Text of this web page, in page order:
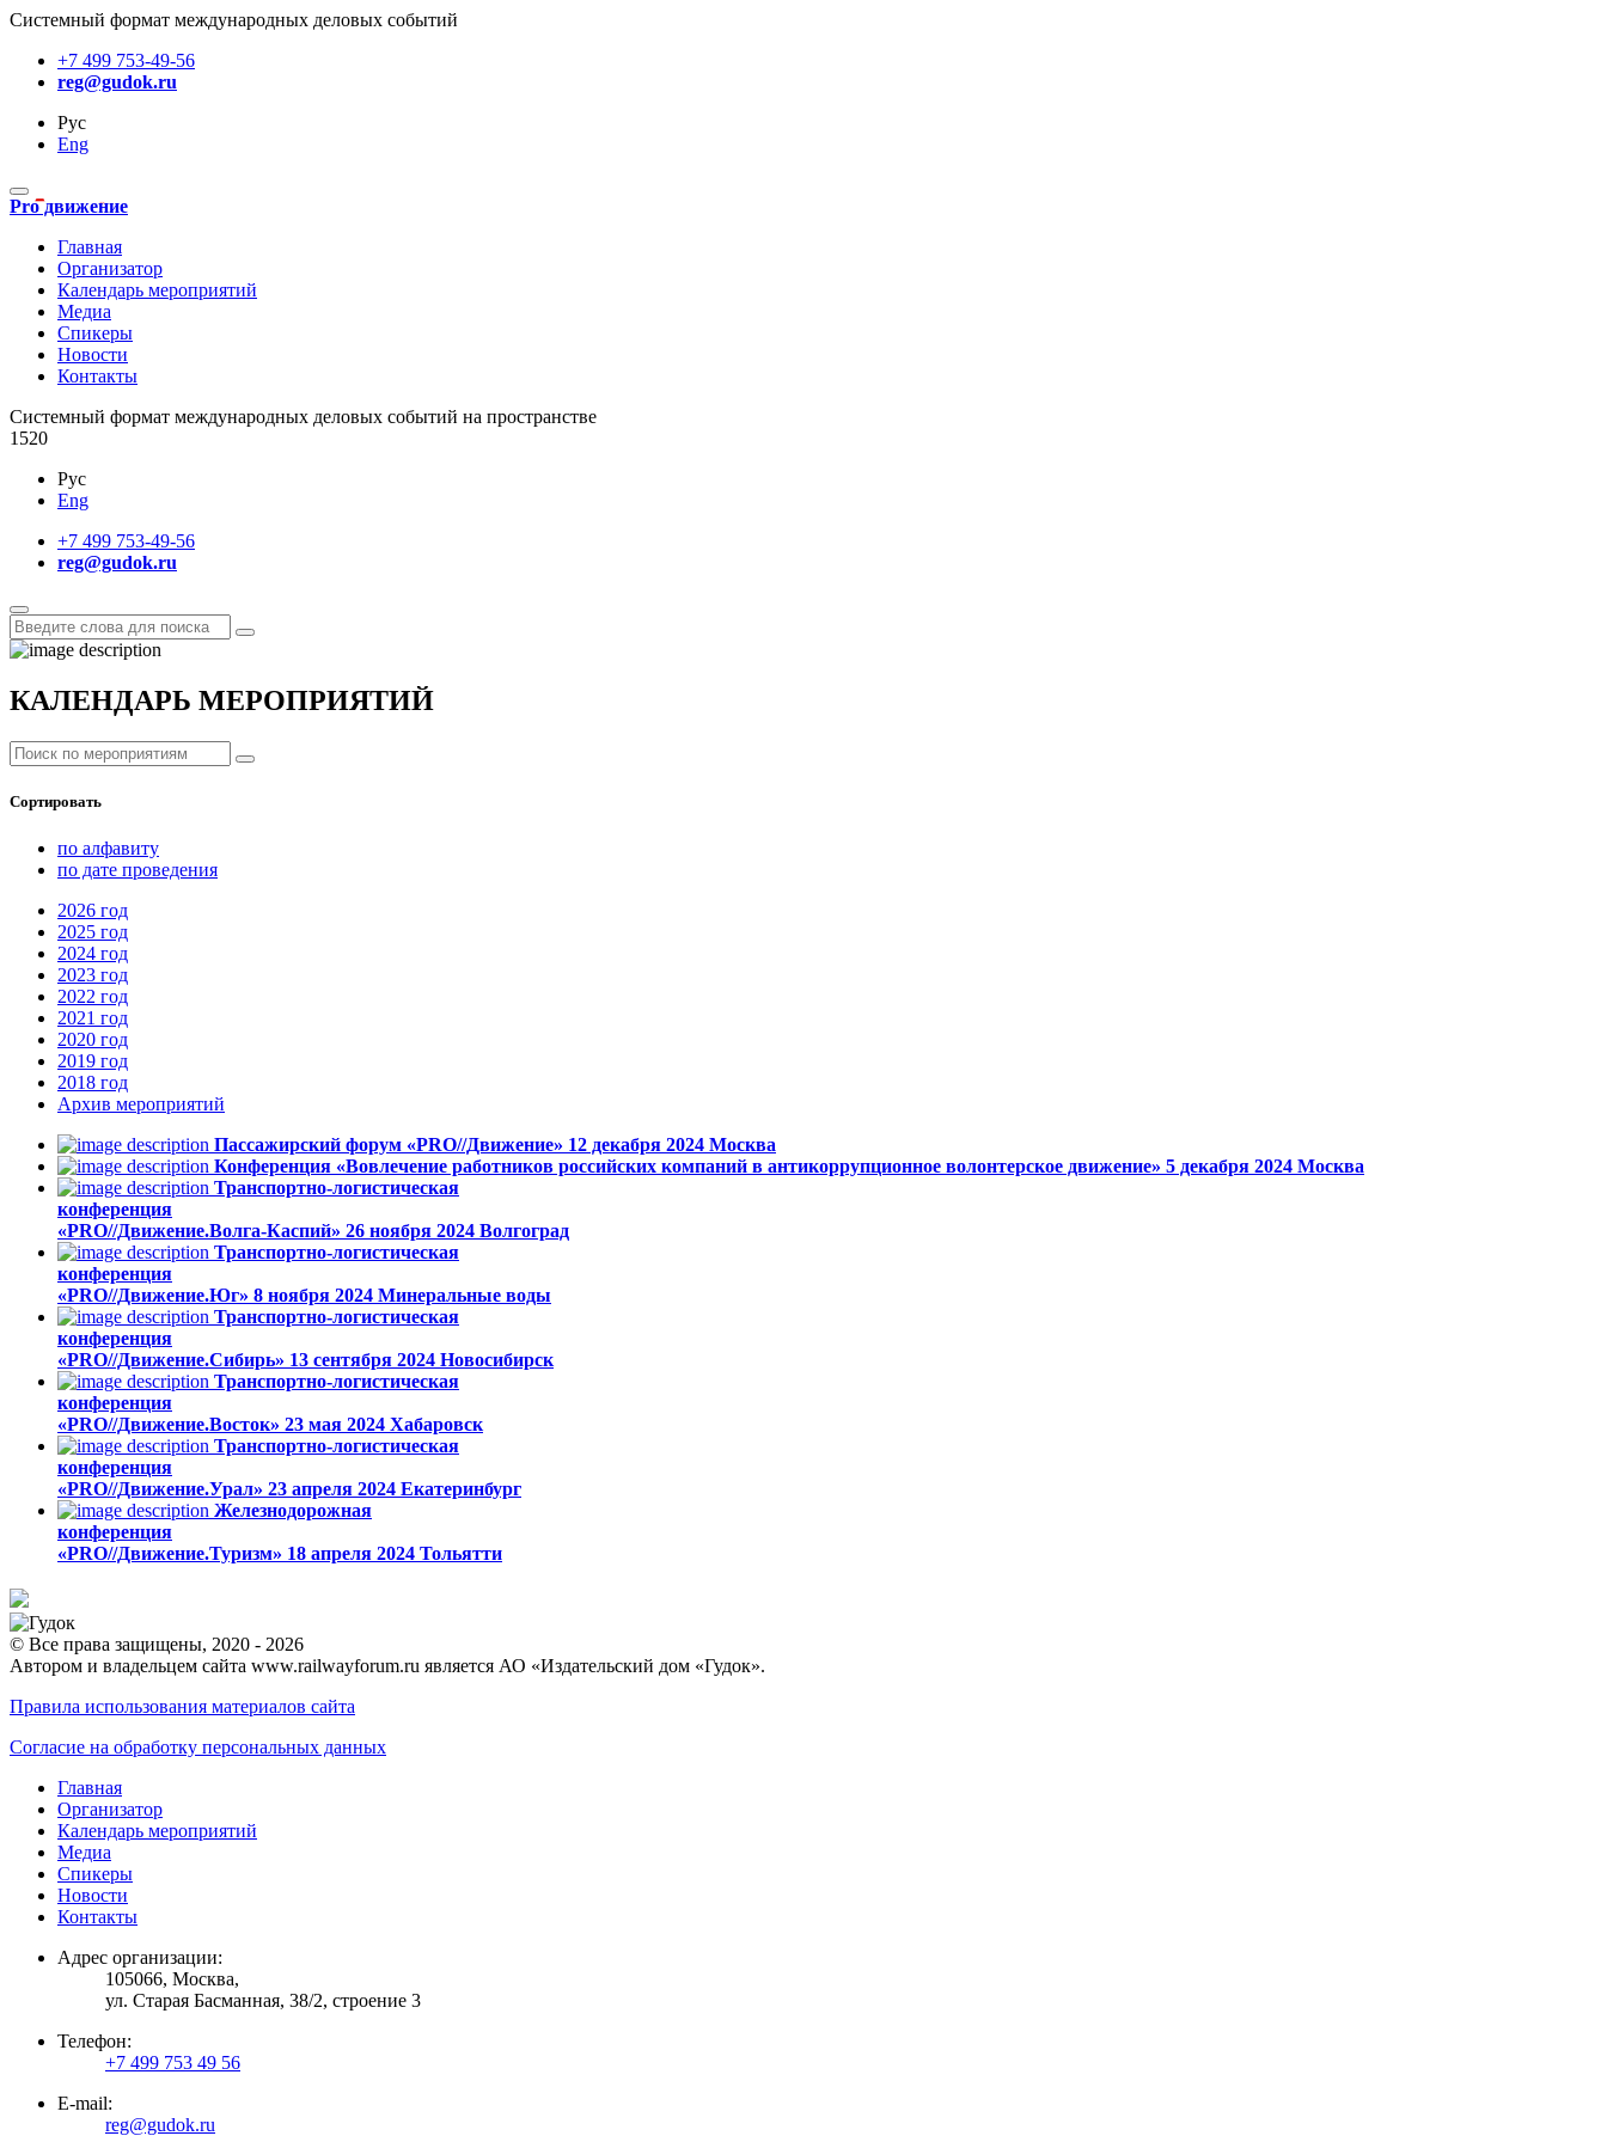
Системный формат международных деловых событий
+7 499 753-49-56
reg@gudok.ru
Рус
Eng
Pro движение
Главная
Организатор
Календарь мероприятий
Медиа
Спикеры
Новости
Контакты
Cистемный формат международных деловых событий на пространстве
1520
Рус
Eng
+7 499 753-49-56
reg@gudok.ru
КАЛЕНДАРЬ МЕРОПРИЯТИЙ
Сортировать
по алфавиту
по дате проведения
2026 год
2025 год
2024 год
2023 год
2022 год
2021 год
2020 год
2019 год
2018 год
Архив мероприятий
Пассажирский форум «PRO//Движение» 12 декабря 2024 Москва
Конференция «Вовлечение работников российских компаний в антикоррупционное волонтерское движение» 5 декабря 2024 Москва
Транспортно-логистическая
конференция
«PRO//Движение.Волга-Каспий» 26 ноября 2024 Волгоград
Транспортно-логистическая
конференция
«PRO//Движение.Юг» 8 ноября 2024 Минеральные воды
Транспортно-логистическая
конференция
«PRO//Движение.Сибирь» 13 сентября 2024 Новосибирск
Транспортно-логистическая
конференция
«PRO//Движение.Восток» 23 мая 2024 Хабаровск
Транспортно-логистическая
конференция
«PRO//Движение.Урал» 23 апреля 2024 Екатеринбург
Железнодорожная
конференция
«PRO//Движение.Туризм» 18 апреля 2024 Тольятти
© Все права защищены, 2020 - 2026
Автором и владельцем сайта www.railwayforum.ru является АО «Издательский дом «Гудок».
Правила использования материалов сайта
Согласие на обработку персональных данных
Главная
Организатор
Календарь мероприятий
Медиа
Спикеры
Новости
Контакты
Адрес организации:
105066, Москва,
ул. Старая Басманная, 38/2, строение 3
Телефон:
+7 499 753 49 56
E-mail:
reg@gudok.ru